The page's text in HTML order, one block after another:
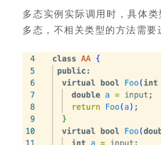
多态实例实际调用时，具体
多态，不相关类型的方法需要